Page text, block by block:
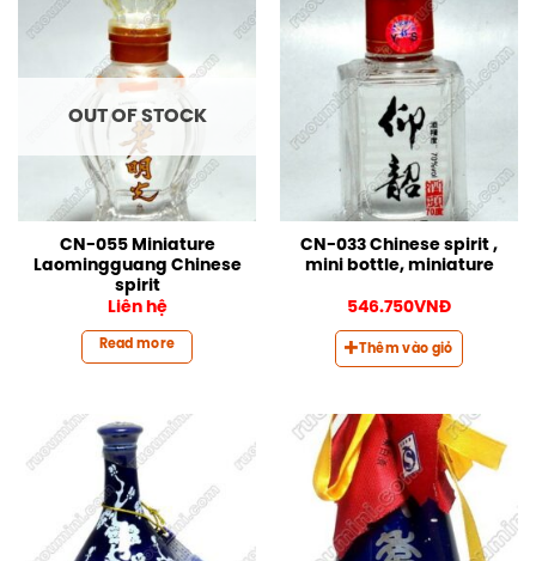
OUT OF STOCK
CN-055 Miniature
Laomingguang Chinese
spirit
Liên hệ
Read more
CN-033 Chinese spirit ,
mini bottle, miniature
546.750VNĐ
Thêm vào giỏ